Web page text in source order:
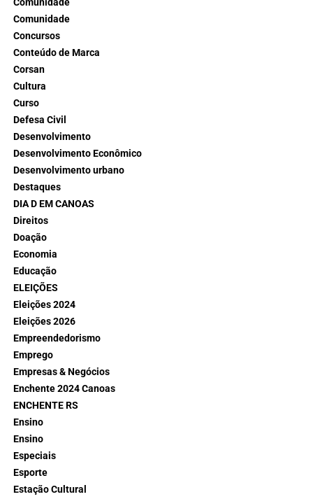
Comunidade
Concursos
Conteúdo de Marca
Corsan
Cultura
Curso
Defesa Civil
Desenvolvimento
Desenvolvimento Econômico
Desenvolvimento urbano
Destaques
DIA D EM CANOAS
Direitos
Doação
Economia
Educação
ELEIÇÕES
Eleições 2024
Eleições 2026
Empreendedorismo
Emprego
Empresas & Negócios
Enchente 2024 Canoas
ENCHENTE RS
Ensino
Ensino
Especiais
Esporte
Estação Cultural